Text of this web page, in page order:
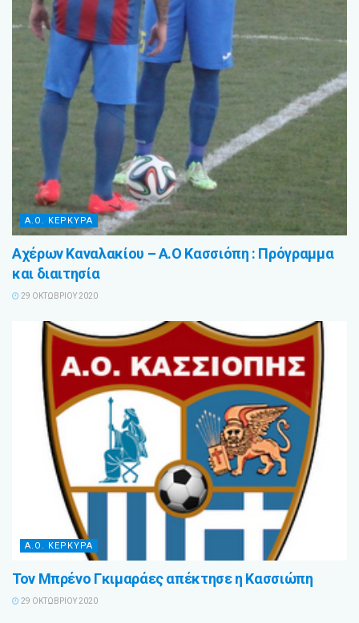
Α.Ο. ΚΕΡΚΥΡΑ
Αχέρων Καναλακίου – Α.Ο Κασσιόπη : Πρόγραμμα
και διαιτησία
29 ΟΚΤΩΒΡΊΟΥ 2020
Α.Ο. ΚΕΡΚΥΡΑ
Τον Μπρένο Γκιμαράες απέκτησε η Κασσιώπη
29 ΟΚΤΩΒΡΊΟΥ 2020